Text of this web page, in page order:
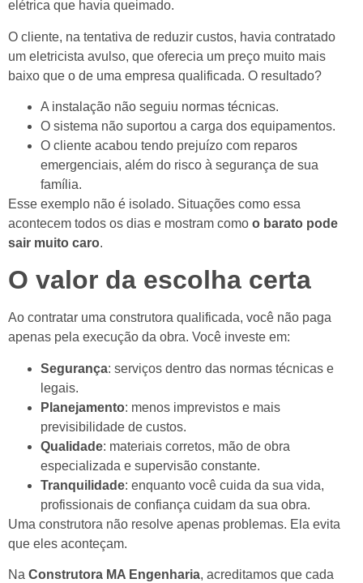
elétrica que havia queimado.
O cliente, na tentativa de reduzir custos, havia contratado
um eletricista avulso, que oferecia um preço muito mais
baixo que o de uma empresa qualificada. O resultado?
A instalação não seguiu normas técnicas.
O sistema não suportou a carga dos equipamentos.
O cliente acabou tendo prejuízo com reparos
emergenciais, além do risco à segurança de sua
família.
Esse exemplo não é isolado. Situações como essa
acontecem todos os dias e mostram como o barato pode
sair muito caro.
O valor da escolha certa
Ao contratar uma construtora qualificada, você não paga
apenas pela execução da obra. Você investe em:
Segurança: serviços dentro das normas técnicas e
legais.
Planejamento: menos imprevistos e mais
previsibilidade de custos.
Qualidade: materiais corretos, mão de obra
especializada e supervisão constante.
Tranquilidade: enquanto você cuida da sua vida,
profissionais de confiança cuidam da sua obra.
Uma construtora não resolve apenas problemas. Ela evita
que eles aconteçam.
Na Construtora MA Engenharia, acreditamos que cada